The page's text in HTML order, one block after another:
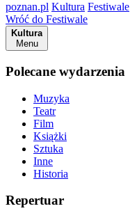
poznan.pl Kultura Festiwale
Wróć do Festiwale
Kultura
Menu
Polecane wydarzenia
Muzyka
Teatr
Film
Książki
Sztuka
Inne
Historia
Repertuar